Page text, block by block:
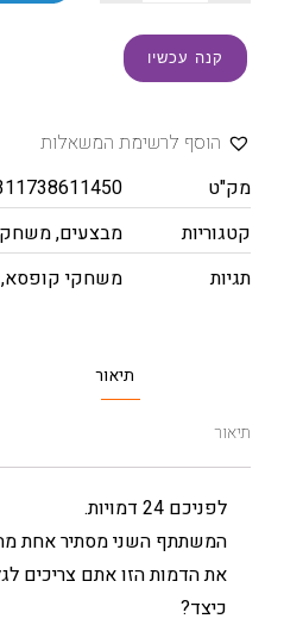
קנה עכשיו
הוסף לרשימת המשאלות
מק"ט
קטגוריות
מבצעים,
תגיות
משחקי קופסא,
תיאור
תיאור
לפניכם 24 דמויות.
המשתתף השני מסתיר אחת
את הדמות הזו אתם צריכים
כיצד?